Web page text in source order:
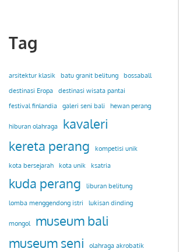
Tag
arsitektur klasik batu granit belitung
bossaball
destinasi Eropa
destinasi wisata pantai
festival finlandia
galeri seni bali hewan perang
hiburan olahraga
kavaleri
kereta perang
kompetisi unik
kota bersejarah kota unik ksatria
kuda perang liburan belitung
lomba menggendong istri lukisan dinding
mongol
museum bali
museum seni
olahraga akrobatik